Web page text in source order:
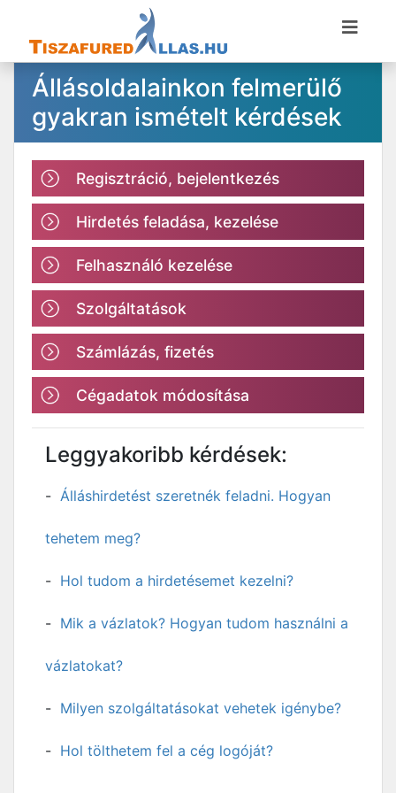
Állásoldalainkon felmerülő
gyakran ismételt kérdések
Regisztráció, bejelentkezés
Hirdetés feladása, kezelése
Felhasználó kezelése
Szolgáltatások
Számlázás, fizetés
Cégadatok módosítása
Leggyakoribb kérdések:
Álláshirdetést szeretnék feladni. Hogyan
tehetem meg?
Hol tudom a hirdetésemet kezelni?
Mik a vázlatok? Hogyan tudom használni a
vázlatokat?
Milyen szolgáltatásokat vehetek igénybe?
Hol tölthetem fel a cég logóját?